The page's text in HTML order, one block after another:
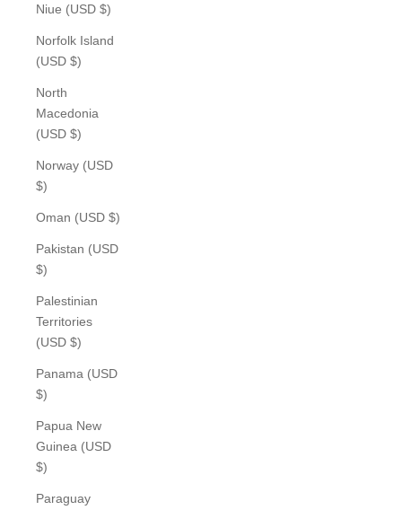
Niue (USD $)
Norfolk Island
(USD $)
North
Macedonia
(USD $)
Norway (USD
$)
Oman (USD $)
Pakistan (USD
$)
Palestinian
Territories
(USD $)
Panama (USD
$)
Papua New
Guinea (USD
$)
Paraguay